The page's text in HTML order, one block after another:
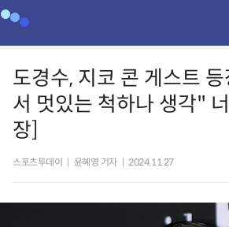
도경수, 지코 콘 게스트
서 멋있는 척하나 생각"
장]
스포츠투데이 윤혜영 기자 2024.11.27